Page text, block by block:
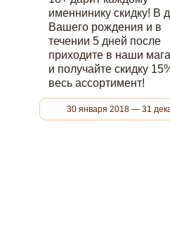
именнинику скидку! В
Вашего рождения и в
течении 5 дней после
приходите в наши
и получайте скидку
весь ассортимент!
30 января 2018 — 31